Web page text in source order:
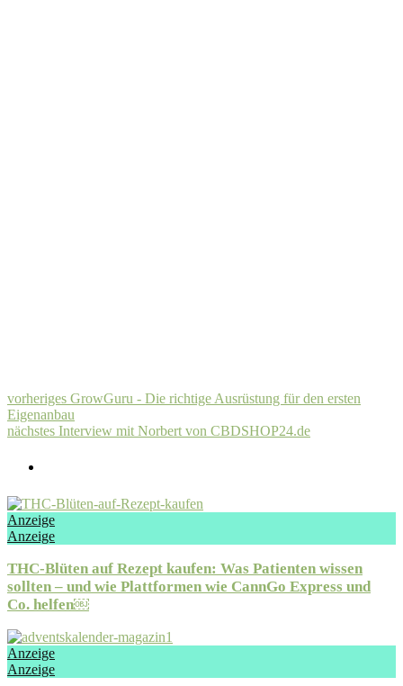
vorheriges GrowGuru - Die richtige Ausrüstung für den ersten
Eigenanbau
nächstes Interview mit Norbert von CBDSHOP24.de
Anzeige
Anzeige
THC-Blüten auf Rezept kaufen: Was Patienten wissen
sollten – und wie Plattformen wie CannGo Express und
Co. helfen￼
Anzeige
Anzeige